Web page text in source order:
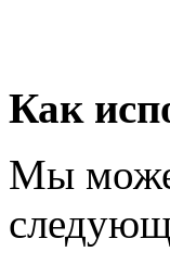
Как
Мы